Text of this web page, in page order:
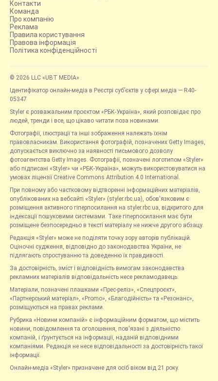
Контакти
Команда
Про компанію
Реклама
Правила користування
Правова інформація
Політика конфіденційності
© 2026 LLC «UBT MEDIA»
Ідентифікатор онлайн-медіа в Реєстрі суб’єктів у сфері медіа — R40-
05347
Styler є розважальним проєктом «РБК-Україна», який розповідає про
людей, тренди і все, що цікаво читати поза новинами.
Фотографії, ілюстрації та інші зображення належать їхнім
правовласникам. Використання фотографій, позначених Getty Images,
допускається виключно за наявності письмового дозволу
фотоагентства Getty Images. Фотографії, позначені логотипом «Styler»
або підписані «Styler» чи «РБК-Україна», можуть використовуватися на
умовах ліцензії Creative Commons Attribution 4.0 International.
При повному або частковому відтворенні інформаційних матеріалів,
опублікованих на вебсайті «Styler» (styler.rbc.ua), обов'язковим є
розміщення активного гіперпосилання на styler.rbc.ua, відкритого для
індексації пошуковими системами. Таке гіперпосилання має бути
розміщене безпосередньо в тексті матеріалу не нижче другого абзацу.
Редакція «Styler» може не поділяти точку зору авторів публікацій.
Оціночні судження, відповідно до законодавства України, не
підлягають спростуванню та доведенню їх правдивості.
За достовірність, зміст і відповідність вимогам законодавства
рекламних матеріалів відповідальність несе рекламодавець.
Матеріали, позначені плашками «Прес-реліз», «Спецпроєкт»,
«Партнерський матеріал», «Promo», «Благодійність» та «Резонанс»,
розміщуються на правах реклами.
Рубрика «Новини компаній» є інформаційним форматом, що містить
новини, повідомлення та оголошення, пов'язані з діяльністю
компаній, і ґрунтується на інформації, наданій відповідними
компаніями. Редакція не несе відповідальності за достовірність такої
інформації.
Онлайн-медіа «Styler» призначене для осіб віком від 21 року.